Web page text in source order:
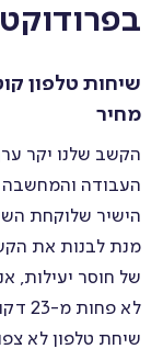
הערכה והוקרה
שיחות טלפון
מחיר
הקשב שלנו יקר
העבודה והמחשבה
הישיר שלוקחת
מנת לבנות את
של חוסר יעילות,
לא
שיחת טלפון לא